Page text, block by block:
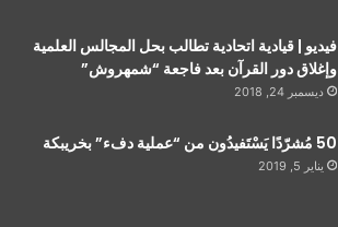
فيديو | قيادية اتحادية تطالب بحل المجالس العلمية
وإغلاق دور القرآن بعد فاجعة “شمهروش”
ديسمبر 24, 2018
50 مُشرّدًا يَسْتَفيدُون من “عملية دفء” بخريبكة
يناير 5, 2019